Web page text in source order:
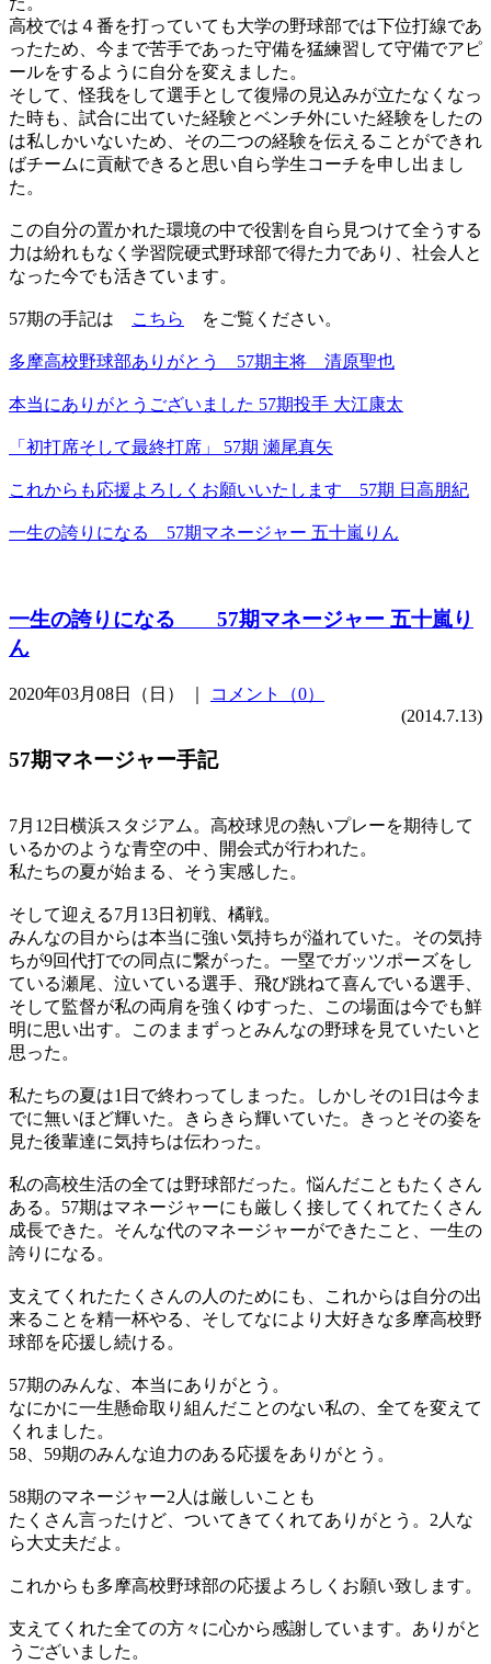
高校では４番を打っていても大学の野球部では下位打線であ
ったため、 今まで苦手であった守備を猛練習して守備でアピ
ールをするように 自分を変えました。
そして、怪我をして選手として復帰の見込みが立たなくなっ
た時も、試合に出ていた経験とベンチ外にいた経験をしたの
は私しかいないため、 その二つの経験を伝えることができれ
ばチームに貢献できると思い自ら学生コーチを申し出まし
た。
この自分の置かれた環境の中で役割を自ら見つけて全うする
力は紛れもなく学習院硬式野球部で得た力であり、社会人と
なった今でも活きています。
57期の手記は こちら をご覧ください。
多摩高校野球部ありがとう 57期主将 清原聖也
本当にありがとうございました 57期投手 大江康太
「初打席そして最終打席」 57期 瀬尾真矢
これからも応援よろしくお願いいたします 57期 日高朋紀
一生の誇りになる 57期マネージャー 五十嵐りん
一生の誇りになる 57期マネージャー 五十嵐り
ん
2020年03月08日（日） ｜
コメント（0）
(2014.7.13)
57期マネージャー手記
7月12日横浜スタジアム。高校球児の熱いプレーを期待して
いるかのような青空の中、開会式が行われた。
私たちの夏が始まる、そう実感した。
そして迎える7月13日初戦、橘戦。
みんなの目からは本当に強い気持ちが溢れていた。その気持
ちが9回代打での同点に繋がった。一塁でガッツポーズをし
ている瀬尾、泣いている選手、飛び跳ねて喜んでいる選手、
そして監督が私の両肩を強くゆすった、この場面は今でも鮮
明に思い出す。このままずっとみんなの野球を見ていたいと
思った。
私たちの夏は1日で終わってしまった。しかしその1日は今ま
でに無いほど輝いた。きらきら輝いていた。きっとその姿を
見た後輩達に気持ちは伝わった。
私の高校生活の全ては野球部だった。悩んだこともたくさん
ある。57期はマネージャーにも厳しく接してくれてたくさん
成長できた。そんな代のマネージャーができたこと、一生の
誇りになる。
支えてくれたたくさんの人のためにも、これからは自分の出
来ることを精一杯やる、そしてなにより大好きな多摩高校野
球部を応援し続ける。
57期のみんな、本当にありがとう。
なにかに一生懸命取り組んだことのない私の、全てを変えて
くれました。
58、59期のみんな迫力のある応援をありがとう。
58期のマネージャー2人は厳しいことも
たくさん言ったけど、ついてきてくれてありがとう。2人な
ら大丈夫だよ。
これからも多摩高校野球部の応援よろしくお願い致します。
支えてくれた全ての方々に心から感謝しています。ありがと
うございました。